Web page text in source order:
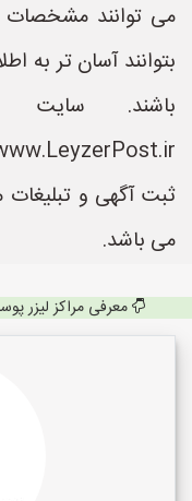
می توانند مشخصات
بتوانند آسان تر به
باشند.
ثبت آگهی و تبلیغات
می باشد.
معرفی مراکز لیزر